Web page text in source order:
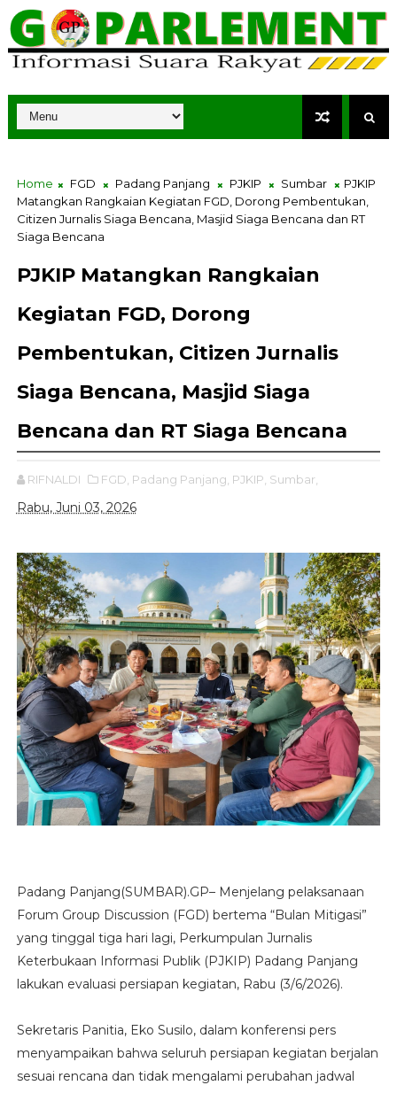
Home FGD Padang Panjang PJKIP Sumbar
PJKIP
Matangkan Rangkaian Kegiatan FGD, Dorong Pembentukan,
Citizen Jurnalis Siaga Bencana, Masjid Siaga Bencana dan RT
Siaga Bencana
PJKIP Matangkan Rangkaian
Kegiatan FGD, Dorong
Pembentukan, Citizen Jurnalis
Siaga Bencana, Masjid Siaga
Bencana dan RT Siaga Bencana
RIFNALDI FGD, Padang Panjang, PJKIP, Sumbar,
Rabu, Juni 03, 2026
Padang Panjang(SUMBAR).GP– Menjelang pelaksanaan
Forum Group Discussion (FGD) bertema “Bulan Mitigasi”
yang tinggal tiga hari lagi, Perkumpulan Jurnalis
Keterbukaan Informasi Publik (PJKIP) Padang Panjang
lakukan evaluasi persiapan kegiatan, Rabu (3/6/2026).
Sekretaris Panitia, Eko Susilo, dalam konferensi pers
menyampaikan bahwa seluruh persiapan kegiatan berjalan
sesuai rencana dan tidak mengalami perubahan jadwal